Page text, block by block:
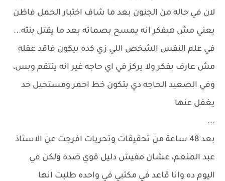
لان في حاله من الجنون بعد ما شاف اختبار الحمل فاظن
يعني مش هيفكر انه يمسح بصماته بعد ما يقتل بنته...
في علم النفس الشخص اللي زي كده بيكون فاقد عقله
مش عارف يفكر ولا يركز في اي حاجه غير انه ينتقم وبس،
وفي الصعيد الحاجه دي بتكون خط احمر ومستحيل حد
يغفل عنها
...
بعد 48 ساعة من تحقيقات وتحريات افرجت عن الاستاذ
عبد المنعم، عشان مفيش دليل قوي ضده ولكن في
اليوم ده وانا قاعد في مكتبي في واحده طلبت انها